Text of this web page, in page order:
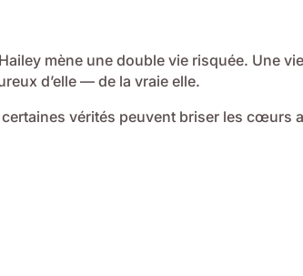
mène une double vie risquée. Une
d’elle — de la vraie elle.
vérités peuvent briser les cœurs